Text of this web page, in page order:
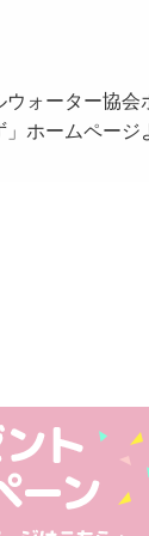
ォーター協会
ホームページ